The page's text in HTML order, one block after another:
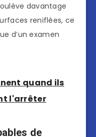
davantage
reniflées, ce
d’un examen
quand ils
l'arrêter
de